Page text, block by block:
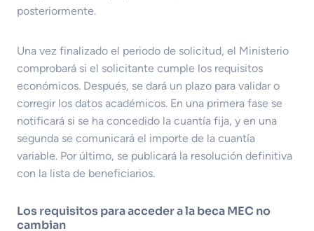
posteriormente.
Una vez finalizado el periodo de solicitud, el Ministerio
comprobará si el solicitante cumple los requisitos
económicos. Después, se dará un plazo para validar o
corregir los datos académicos. En una primera fase se
notificará si se ha concedido la cuantía fija, y en una
segunda se comunicará el importe de la cuantía
variable. Por último, se publicará la resolución definitiva
con la lista de beneficiarios.
Los requisitos para acceder a la beca MEC no
cambian